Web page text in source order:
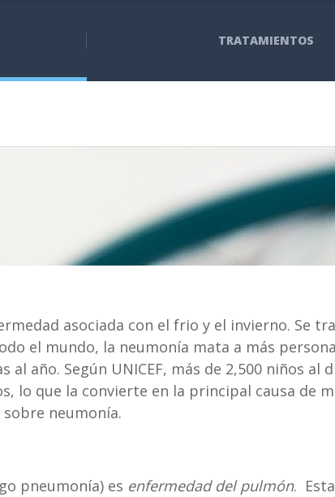
TRATAMIENTOS
asociada con el frio y el invierno. Se
el mundo, la neumonía mata a más
al año. Según UNICEF, más de 2,500 niños
lo que la convierte en la principal causa de
neumonía.
pneumonía) es enfermedad del pulmón.